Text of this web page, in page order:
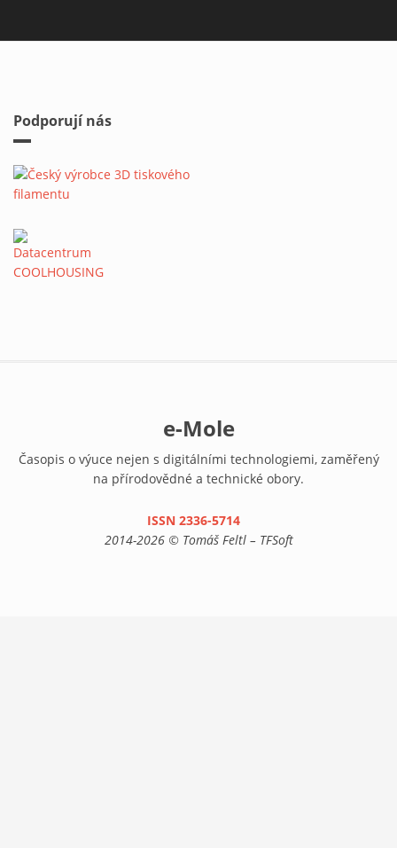
Podporují nás
e-Mole
Časopis o výuce nejen s digitálními technologiemi, zaměřený
na přírodovědné a technické obory.
ISSN 2336-5714(link is external)
2014-2026 © Tomáš Feltl – TFSoft